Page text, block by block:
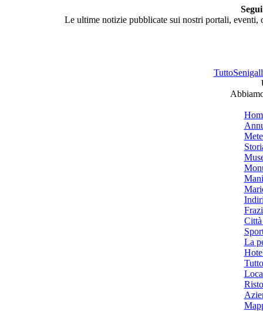
Le ultime notizie pubblicate sui nostri portali,
Città
La